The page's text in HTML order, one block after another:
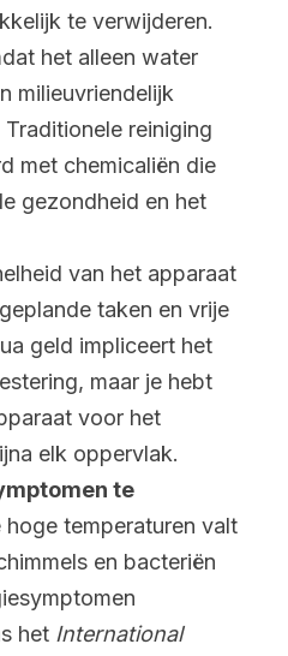
te verwijderen.
het alleen water
milieuvriendelijk
reiniging
met chemicaliën die
gezondheid en het
van het apparaat
taken en vrije
geld impliceert het
maar je hebt
voor het
elk oppervlak.
te
hoge temperaturen valt
en bacteriën
het International